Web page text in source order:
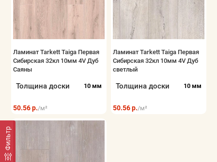
Фильтр
Ламинат Tarkett Taiga Первая
Сибирская 32кл 10мм 4V Дуб
Саяны
Толщина доски 10 мм
50.56 р./м²
Ламинат Tarkett Taiga Первая
Сибирская 32кл 10мм 4V Дуб
светлый
Толщина доски 10 мм
50.56 р./м²